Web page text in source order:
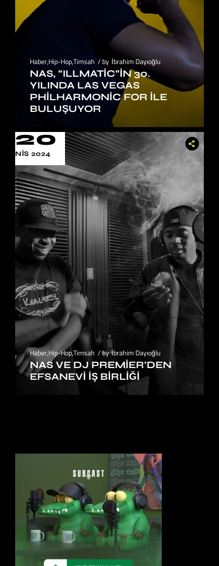
Haber,Hip-Hop,Timsah by İbrahim Dayıoğlu
NAS, “ILLMATIC”IN 30.
YILINDA LAS VEGAS
PHILHARMONIC FOR ILE
BULUŞUYOR
20
NIS 2024
Haber,Hip-Hop,Timsah by İbrahim Dayıoğlu
NAS VE DJ PREMIER’DEN
EFSANEVI İŞ BIRLIĞI